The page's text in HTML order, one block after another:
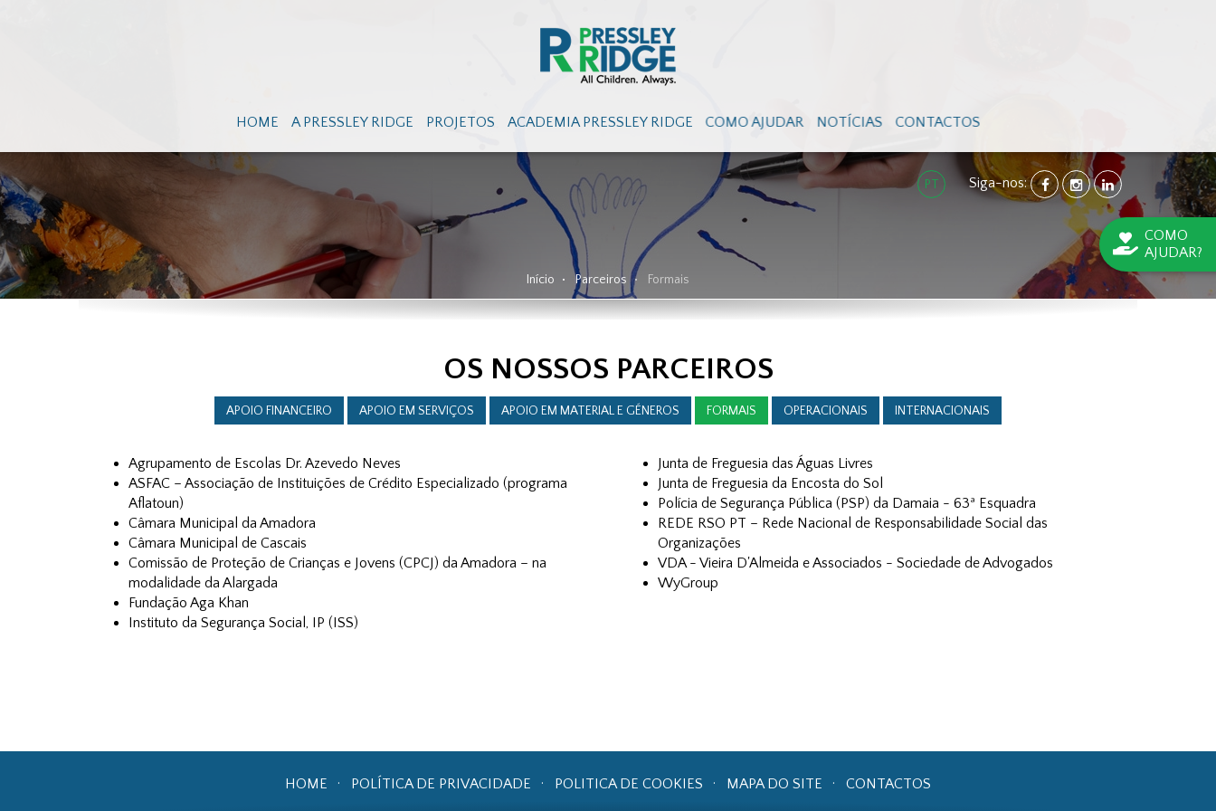
PT Siga-nos: FACEBOOKINSTAGRAM
LINKEDIN
HOME A PRESSLEY RIDGE PROJETOS ACADEMIA PRESSLEY RIDGE COMO AJUDAR NOTÍCIAS CONTACTOS
COMO
AJUDAR?
Início Parceiros Formais
OS NOSSOS PARCEIROS
APOIO FINANCEIRO APOIO EM SERVIÇOS APOIO EM MATERIAL E GÉNEROS FORMAIS OPERACIONAIS INTERNACIONAIS
Agrupamento de Escolas Dr. Azevedo Neves
ASFAC – Associação de Instituições de Crédito Especializado (programa
Aflatoun)
Câmara Municipal da Amadora
Câmara Municipal de Cascais
Comissão de Proteção de Crianças e Jovens (CPCJ) da Amadora – na
modalidade da Alargada
Fundação Aga Khan
Instituto da Segurança Social, IP (ISS)
Junta de Freguesia das Águas Livres
Junta de Freguesia da Encosta do Sol
Polícia de Segurança Pública (PSP) da Damaia - 63ª Esquadra
REDE RSO PT – Rede Nacional de Responsabilidade Social das
Organizações
VDA - Vieira D'Almeida e Associados - Sociedade de Advogados
WyGroup
HOME POLÍTICA DE PRIVACIDADE POLITICA DE COOKIES MAPA DO SITE CONTACTOS